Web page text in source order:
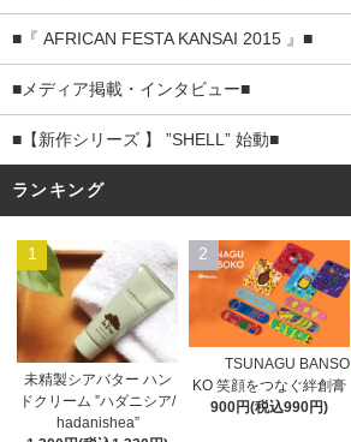
■『 AFRICAN FESTA KANSAI 2015 』■
■メディア掲載・インタビュー■
■【新作シリーズ 】 ”SHELL” 始動■
ランキング
1
未精製シアバター ハン
ドクリーム ”ハダニシア/
hadanishea”
2
TSUNAGU BANSO
KO 笑顔をつなぐ絆創膏
900円(税込990円)